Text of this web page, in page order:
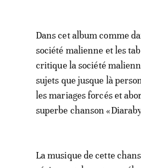
Dans cet album comme
société malienne et les
critique la société
sujets que jusque là
les mariages forcés et
superbe chanson
La musique de cette